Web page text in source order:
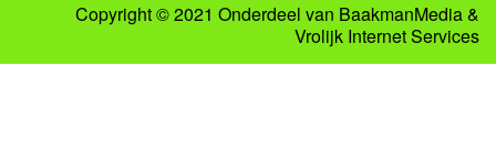
Copyright © 2021 Onderdeel van BaakmanMedia&
Vrolijk Internet Services